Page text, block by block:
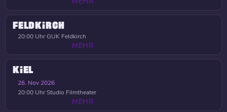
FELDKIRCH
20:00 UhrGUK Feldkirch
MEHR
KIEL
26. Nov 2026
20:00 UhrStudio Filmtheater
MEHR